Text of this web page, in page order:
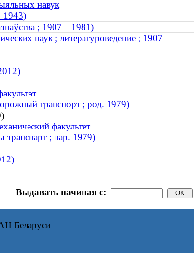
навук
1943)
; 1907—1981)
наук ; литературоведение ; 1907—
транспорт ; род. 1979)
факультет
транспарт ; нар. 1979)
Выдавать начиная с:
Беларуси